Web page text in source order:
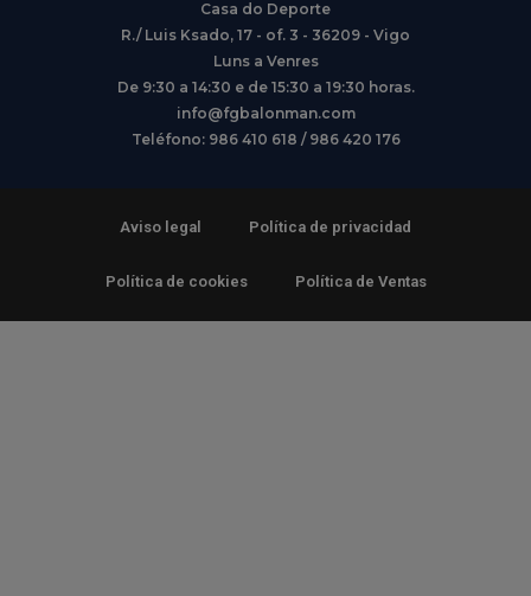
Casa do Deporte
R./ Luis Ksado, 17 - of. 3 - 36209 - Vigo
Luns a Venres
De 9:30 a 14:30 e de 15:30 a 19:30 horas.
info@fgbalonman.com
Teléfono: 986 410 618 / 986 420 176
Aviso legal Política de privacidad
Política de cookies Política de Ventas